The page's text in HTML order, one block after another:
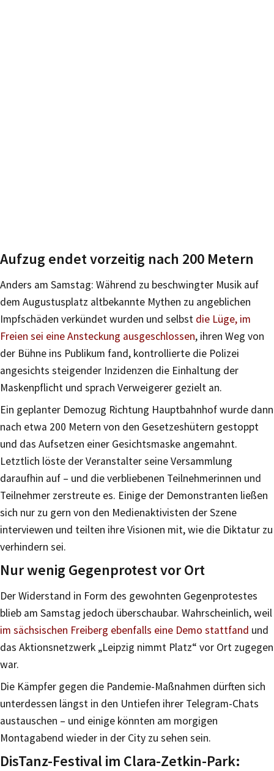
Aufzug endet vorzeitig nach 200 Metern
Anders am Samstag: Während zu beschwingter Musik auf
dem Augustusplatz altbekannte Mythen zu angeblichen
Impfschäden verkündet wurden und selbst die Lüge, im
Freien sei eine Ansteckung ausgeschlossen, ihren Weg von
der Bühne ins Publikum fand, kontrollierte die Polizei
angesichts steigender Inzidenzen die Einhaltung der
Maskenpflicht und sprach Verweigerer gezielt an.
Ein geplanter Demozug Richtung Hauptbahnhof wurde dann
nach etwa 200 Metern von den Gesetzeshütern gestoppt
und das Aufsetzen einer Gesichtsmaske angemahnt.
Letztlich löste der Veranstalter seine Versammlung
daraufhin auf – und die verbliebenen Teilnehmerinnen und
Teilnehmer zerstreute es. Einige der Demonstranten ließen
sich nur zu gern von den Medienaktivisten der Szene
interviewen und teilten ihre Visionen mit, wie die Diktatur zu
verhindern sei.
Nur wenig Gegenprotest vor Ort
Der Widerstand in Form des gewohnten Gegenprotestes
blieb am Samstag jedoch überschaubar. Wahrscheinlich, weil
im sächsischen Freiberg ebenfalls eine Demo stattfand und
das Aktionsnetzwerk „Leipzig nimmt Platz“ vor Ort zugegen
war.
Die Kämpfer gegen die Pandemie-Maßnahmen dürften sich
unterdessen längst in den Untiefen ihrer Telegram-Chats
austauschen – und einige könnten am morgigen
Montagabend wieder in der City zu sehen sein.
DisTanz-Festival im Clara-Zetkin-Park: